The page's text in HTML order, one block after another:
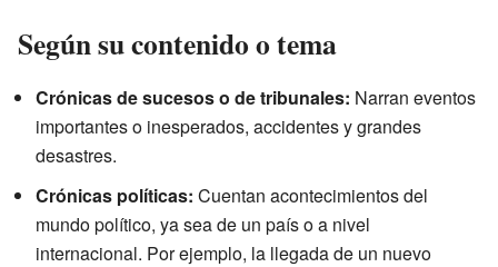
Según su contenido o tema
Crónicas de sucesos o de tribunales: Narran eventos
importantes o inesperados, accidentes y grandes
desastres.
Crónicas políticas: Cuentan acontecimientos del
mundo político, ya sea de un país o a nivel
internacional. Por ejemplo, la llegada de un nuevo